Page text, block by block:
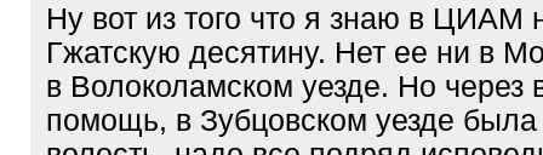
Ну вот из того что я знаю в ЦИАМ
Гжатскую десятину. Нет ее ни в
в Волоколамском уезде. Но через
помощь, в Зубцовском уезде была